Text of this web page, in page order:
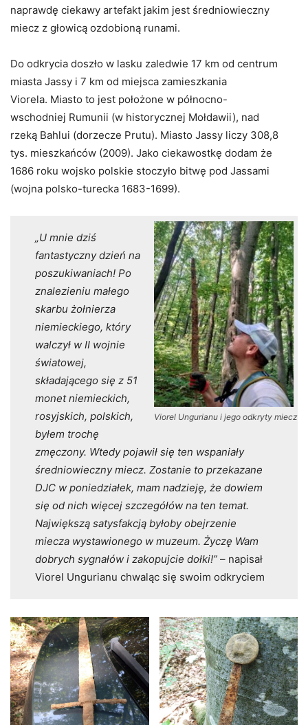
naprawdę ciekawy artefakt jakim jest średniowieczny
miecz z głowicą ozdobioną runami.
Do odkrycia doszło w lasku zaledwie 17 km od centrum
miasta Jassy i 7 km od miejsca zamieszkania
Viorela. Miasto to jest położone w północno-
wschodniej Rumunii (w historycznej Mołdawii), nad
rzeką Bahlui (dorzecze Prutu). Miasto Jassy liczy 308,8
tys. mieszkańców (2009). Jako ciekawostkę dodam że
1686 roku wojsko polskie stoczyło bitwę pod Jassami
(wojna polsko-turecka 1683-1699).
Viorel Ungurianu i jego odkryty miecz
„U mnie dziś
fantastyczny dzień na
poszukiwaniach! Po
znalezieniu małego
skarbu żołnierza
niemieckiego, który
walczył w II wojnie
światowej,
składającego się z 51
monet niemieckich,
rosyjskich, polskich,
byłem trochę
zmęczony. Wtedy pojawił się ten wspaniały
średniowieczny miecz. Zostanie to przekazane
DJC w poniedziałek, mam nadzieję, że dowiem
się od nich więcej szczegółów na ten temat.
Największą satysfakcją byłoby obejrzenie
miecza wystawionego w muzeum. Życzę Wam
dobrych sygnałów i zakopujcie dołki!” – napisał
Viorel Ungurianu chwaląc się swoim odkryciem